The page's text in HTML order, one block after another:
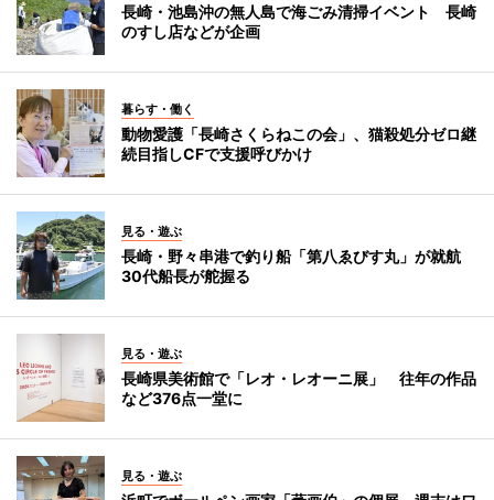
長崎・池島沖の無人島で海ごみ清掃イベント 長崎
のすし店などが企画
暮らす・働く
動物愛護「長崎さくらねこの会」、猫殺処分ゼロ継
続目指しCFで支援呼びかけ
見る・遊ぶ
長崎・野々串港で釣り船「第八ゑびす丸」が就航
30代船長が舵握る
見る・遊ぶ
長崎県美術館で「レオ・レオーニ展」 往年の作品
など376点一堂に
見る・遊ぶ